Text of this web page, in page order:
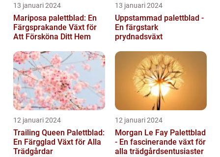
13 januari 2024
Mariposa palettblad: En
Färgsprakande Växt för
Att Försköna Ditt Hem
13 januari 2024
Uppstammad palettblad -
En färgstark
prydnadsväxt
12 januari 2024
Trailing Queen Palettblad:
En Färgglad Växt för Alla
Trädgårdar
12 januari 2024
Morgan Le Fay Palettblad
- En fascinerande växt för
alla trädgårdsentusiaster